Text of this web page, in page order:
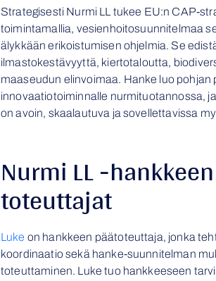
Strategisesti Nurmi LL tukee EU:n CAP-
toimintamallia, vesienhoitosuunnitelmaa
älykkään erikoistumisen ohjelmia. Se
ilmastokestävyyttä, kiertotaloutta,
maaseudun elinvoimaa. Hanke luo pohjan
innovaatiotoiminnalle nurmituotannossa,
on avoin, skaalautuva ja sovellettavissa
Nurmi LL -hankkeen
toteuttajat
Luke on hankkeen päätoteuttaja, jonka
koordinaatio sekä hanke-suunnitelman
toteuttaminen. Luke tuo hankkeeseen